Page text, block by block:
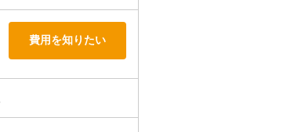
費用を知りたい